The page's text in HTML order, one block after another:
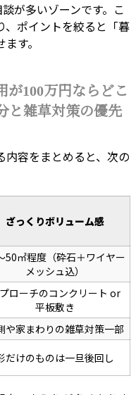
が多いゾーンです。こ
、ポイントを絞ると「暮
す。
が100万円ならどこ
と雑草対策の優先
内容をまとめると、次の
ざっくりボリューム感
50㎡程度（砕石＋ワイヤー
メッシュ込）
ローチのコンクリート or
平板敷き
や家まわりの雑草対策一部
だけのものは一旦後回し